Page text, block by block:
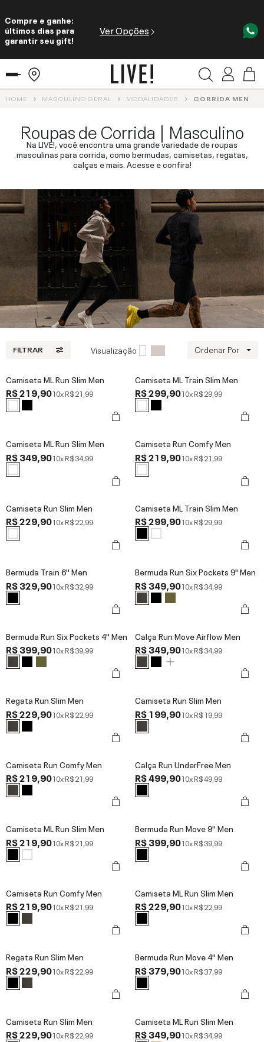
Compre e ganhe:
últimos dias para
garantir seu gift!
Ver Opções
HOME MASCULINO GERAL MODALIDADES CORRIDA MEN
Roupas de Corrida | Masculino
Na LIVE!, você encontra uma grande variedade de roupas
masculinas para corrida, como bermudas, camisetas, regatas,
calças e mais. Acesse e confira!
FILTRAR Visualização Ordenar Por
Camiseta ML Run Slim Men
R$ 219,9010xR$ 21,99
Camiseta ML Train Slim Men
R$ 299,9010xR$ 29,99
Camiseta ML Run Slim Men
R$ 349,9010xR$ 34,99
Camiseta Run Comfy Men
R$ 219,9010xR$ 21,99
Camiseta Run Slim Men
R$ 229,9010xR$ 22,99
Camiseta ML Train Slim Men
R$ 299,9010xR$ 29,99
Bermuda Train 6'' Men
R$ 329,9010xR$ 32,99
Bermuda Run Six Pockets 9" Men
R$ 349,9010xR$ 34,99
Bermuda Run Six Pockets 4'' Men
R$ 399,9010xR$ 39,99
Calça Run Move Airflow Men
R$ 349,9010xR$ 34,99
Regata Run Slim Men
R$ 229,9010xR$ 22,99
Camiseta Run Slim Men
R$ 199,9010xR$ 19,99
Camiseta Run Comfy Men
R$ 219,9010xR$ 21,99
Calça Run UnderFree Men
R$ 499,9010xR$ 49,99
Camiseta ML Run Slim Men
R$ 219,9010xR$ 21,99
Bermuda Run Move 9'' Men
R$ 399,9010xR$ 39,99
Camiseta Run Comfy Men
R$ 219,9010xR$ 21,99
Camiseta ML Run Slim Men
R$ 229,9010xR$ 22,99
Regata Run Slim Men
R$ 229,9010xR$ 22,99
Bermuda Run Move 4'' Men
R$ 379,9010xR$ 37,99
Camiseta Run Slim Men
R$ 229,9010xR$ 22,99
Camiseta ML Run Slim Men
R$ 349,9010xR$ 34,99